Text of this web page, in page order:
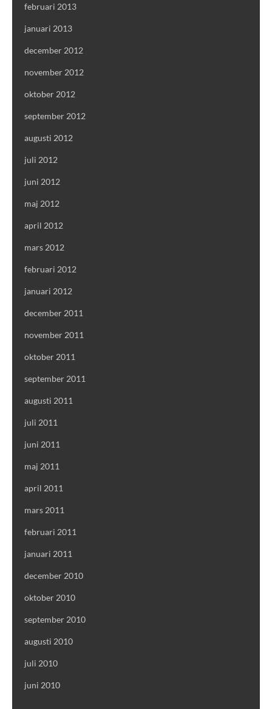
februari 2013
januari 2013
december 2012
november 2012
oktober 2012
september 2012
augusti 2012
juli 2012
juni 2012
maj 2012
april 2012
mars 2012
februari 2012
januari 2012
december 2011
november 2011
oktober 2011
september 2011
augusti 2011
juli 2011
juni 2011
maj 2011
april 2011
mars 2011
februari 2011
januari 2011
december 2010
oktober 2010
september 2010
augusti 2010
juli 2010
juni 2010